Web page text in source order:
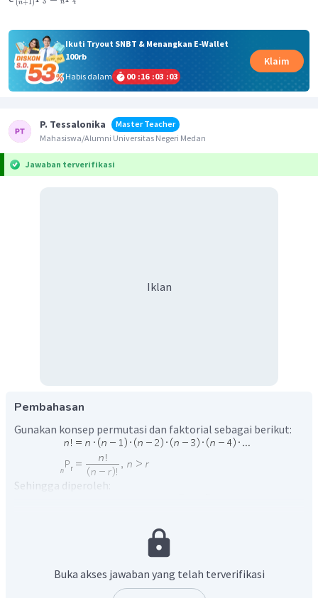
(n+1) n
Ikuti Tryout SNBT & Menangkan E-Wallet
100rb
Habis dalam
00 :16 :03 :03
Klaim
P. Tessalonika
Master Teacher
Mahasiswa/Alumni Universitas Negeri Medan
Jawaban terverifikasi
Iklan
Pembahasan
Gunakan konsep permutasi dan faktorial sebagai berikut:
Sehingga diperoleh:
Buka akses jawaban yang telah terverifikasi